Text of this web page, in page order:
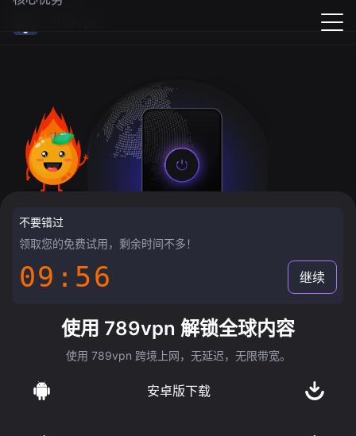
不要错过
领取您的免费试用，剩余时间不多！
09:55 继续
使用 789vpn 解锁全球内容
使用 789vpn 跨境上网，无延迟，无限带宽。
安卓版下载